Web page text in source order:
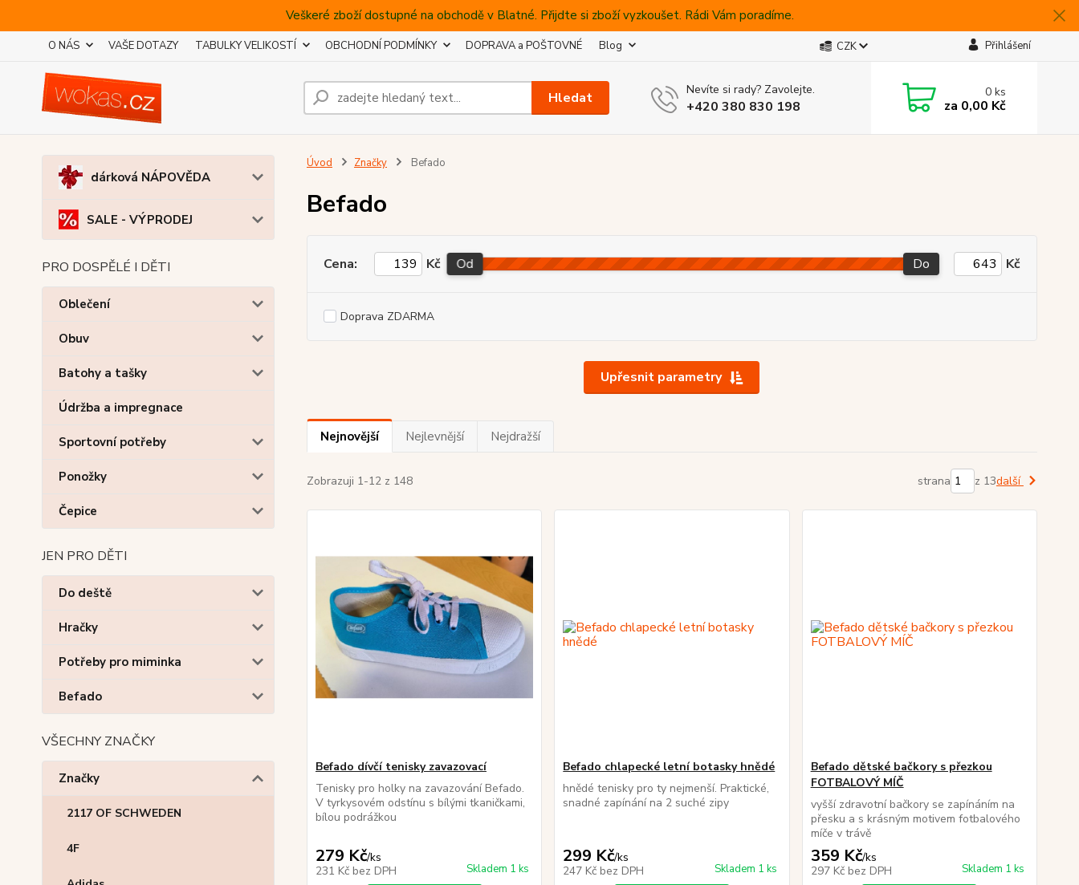
Veškeré zboží dostupné na obchodě v Blatné. Přijdte si zboží vyzkoušet. Rádi Vám poradíme.
O NÁS VAŠE DOTAZY TABULKY VELIKOSTÍ OBCHODNÍ PODMÍNKY DOPRAVA a POŠTOVNÉ Blog CZK Přihlášení
Hledat Nevíte si rady? Zavolejte.
+420 380 830 198
0ks
za 0,00 Kč
dárková NÁPOVĚDA
SALE - VÝPRODEJ
PRO DOSPĚLÉ I DĚTI
Oblečení
Obuv
Batohy a tašky
Údržba a impregnace
Sportovní potřeby
Ponožky
Čepice
JEN PRO DĚTI
Do deště
Hračky
Potřeby pro miminka
Befado
VŠECHNY ZNAČKY
Značky
2117 OF SCHWEDEN
4F
Úvod Značky Befado
Befado
Upřesnit parametry
Cena: Kč Od Do Kč
Doprava ZDARMA
Nejnovější Nejlevnější Nejdražší
Zobrazuji 1-12 z 148 strana z 13další
Befado dívčí tenisky zavazovací
Tenisky pro holky na zavazování Befado.
V tyrkysovém odstínu s bílými tkaničkami,
bílou podrážkou
279 Kč/ks
231 Kč bez DPH Skladem 1 ks
Befado chlapecké letní botasky hnědé
hnědé tenisky pro ty nejmenší. Praktické,
snadné zapínání na 2 suché zipy
299 Kč/ks
247 Kč bez DPH Skladem 1 ks
Befado dětské bačkory s přezkou
FOTBALOVÝ MÍČ
vyšší zdravotní bačkory se zapínáním na
přesku a s krásným motivem fotbalového
míče v trávě
359 Kč/ks
297 Kč bez DPH Skladem 1 ks